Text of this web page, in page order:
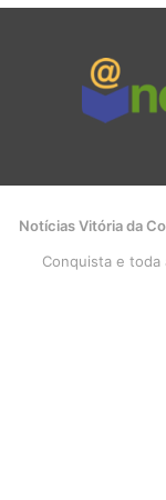
Notícias Vitória da
Conquista e toda